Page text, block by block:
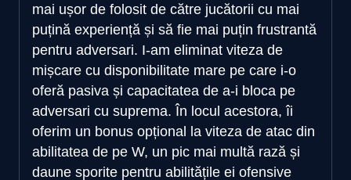
mai ușor de folosit de către jucătorii cu mai
puțină experiență și să fie mai puțin frustrantă
pentru adversari. I-am eliminat viteza de
mișcare cu disponibilitate mare pe care i-o
oferă pasiva și capacitatea de a-i bloca pe
adversari cu suprema. În locul acestora, îi
oferim un bonus opțional la viteza de atac din
abilitatea de pe W, un pic mai multă rază și
daune sporite pentru abilitățile ei ofensive